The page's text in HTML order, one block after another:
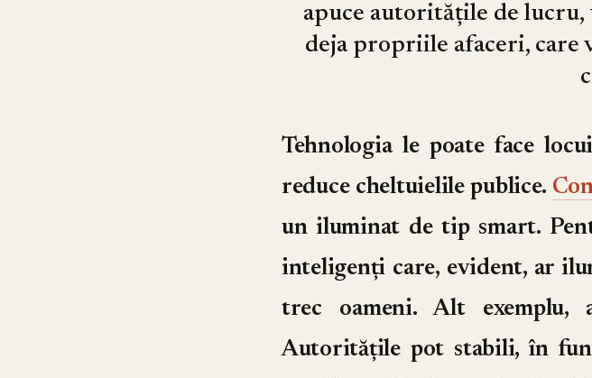
apuce autoritățile de
deja propriile afaceri, care
Tehnologia le poate face
reduce cheltuielile publice.
un iluminat de tip smart.
inteligenți care, evident, ar
trec oameni. Alt exemplu,
Autoritățile pot stabili, în